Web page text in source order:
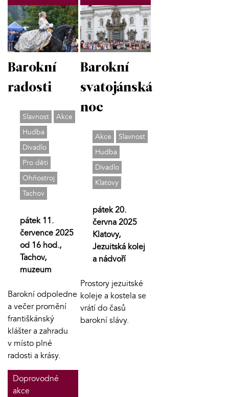
Barokní
radosti
Slavnost
Akce
Hudba
Divadlo
Pro děti
Ohňostroj
Tachov
pátek 11.
července 2025
od 16 hod.,
Tachov,
muzeum
Barokní odpoledne
a večer promění
františkánský
klášter a zahradu
v místo plné
radosti a krásy.
Barokní
svatojánská
noc
Akce
Slavnost
Hudba
Divadlo
Klatovy
pátek 20.
června 2025
Klatovy,
Jezuitská kolej
a nádvoří
Prostory jezuitské
koleje a kostela se
vrátí do časů
barokní slávy.
Doprovodné
akce